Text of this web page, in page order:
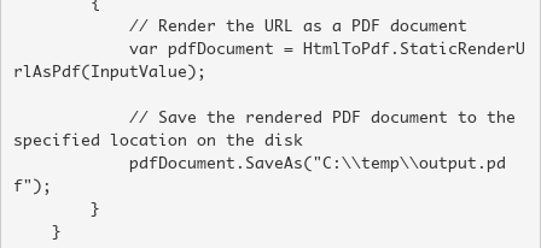
rlAsPdf(InputValue);
specified location on the disk
f");